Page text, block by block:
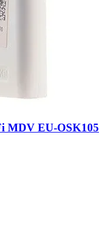
MDV EU-OSK105